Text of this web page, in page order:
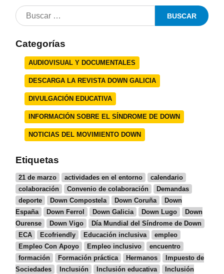
Categorías
AUDIOVISUAL Y DOCUMENTALES
DESCARGA LA REVISTA DOWN GALICIA
DIVULGACIÓN EDUCATIVA
INFORMACIÓN SOBRE EL SÍNDROME DE DOWN
NOTICIAS DEL MOVIMIENTO DOWN
Etiquetas
21 de marzo actividades en el entorno
calendario
colaboración
Convenio de colaboración
Demandas
deporte
Down Compostela Down Coruña
Down
España
Down Ferrol Down Galicia Down Lugo
Down
Ourense
Down Vigo
Día Mundial del Síndrome de Down
ECA
Ecofriendly Educación inclusiva
empleo
Empleo Con Apoyo
Empleo inclusivo
encuentro
formación
Formación práctica Hermanos
Impuesto de
Sociedades
Inclusión Inclusión educativa
Inclusión